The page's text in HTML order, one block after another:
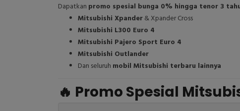
Dapatkan promo spesial bunga 0% hingga tenor 3
Mitsubishi Xpander& Xpander Cross
Mitsubishi L300 Euro 4
Mitsubishi Pajero Sport Euro 4
Mitsubishi Outlander
Dan seluruh mobil Mitsubishi terbaru lainnya
🔥 Promo Spesial